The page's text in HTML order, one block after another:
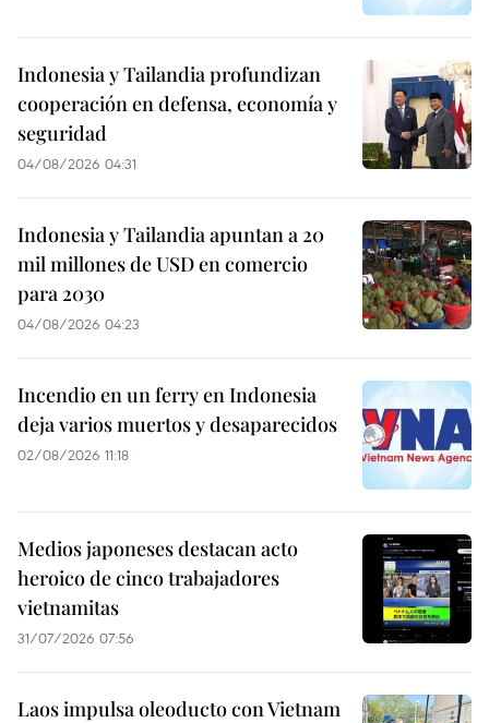
Indonesia y Tailandia profundizan
cooperación en defensa, economía y
seguridad
04/08/2026 04:31
Indonesia y Tailandia apuntan a 20
mil millones de USD en comercio
para 2030
04/08/2026 04:23
Incendio en un ferry en Indonesia
deja varios muertos y desaparecidos
02/08/2026 11:18
Medios japoneses destacan acto
heroico de cinco trabajadores
vietnamitas
31/07/2026 07:56
Laos impulsa oleoducto con Vietnam